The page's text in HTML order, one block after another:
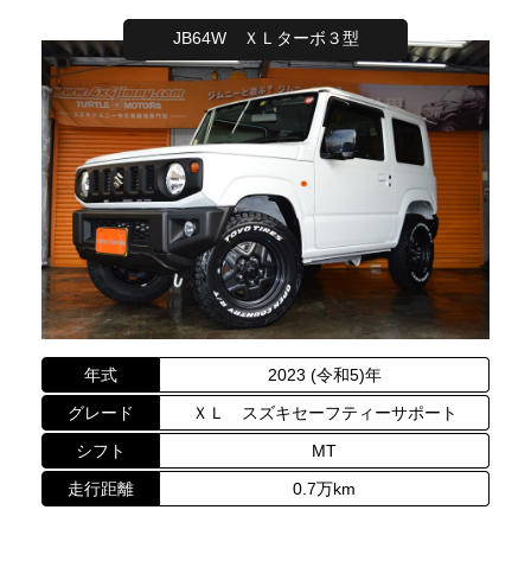
JB64W ＸＬターボ３型
年式
2023 (令和5)年
グレード
ＸＬ スズキセーフティーサポート
シフト
MT
走行距離
0.7万km